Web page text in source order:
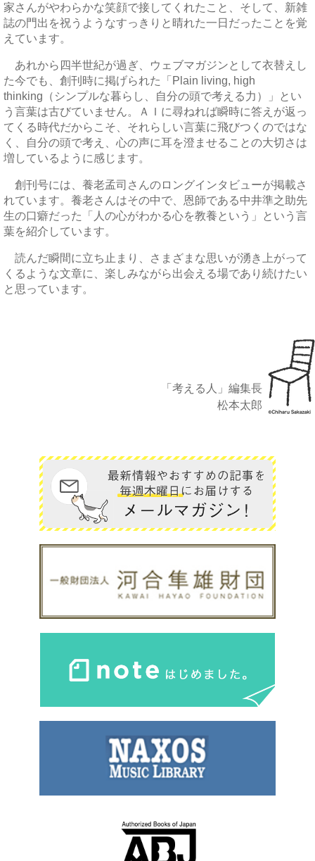
家さんがやわらかな笑顔で接してくれたこと、そして、新雑
誌の門出を祝うようなすっきりと晴れた一日だったことを覚
えています。
あれから四半世紀が過ぎ、ウェブマガジンとして衣替えし
た今でも、創刊時に掲げられた「Plain living, high
thinking（シンプルな暮らし、自分の頭で考える力）」とい
う言葉は古びていません。ＡＩに尋ねれば瞬時に答えが返っ
てくる時代だからこそ、それらしい言葉に飛びつくのではな
く、自分の頭で考え、心の声に耳を澄ませることの大切さは
増しているように感じます。
創刊号には、養老孟司さんのロングインタビューが掲載さ
れています。養老さんはその中で、恩師である中井準之助先
生の口癖だった「人の心がわかる心を教養という」という言
葉を紹介しています。
読んだ瞬間に立ち止まり、さまざまな思いが湧き上がって
くるような文章に、楽しみながら出会える場であり続けたい
と思っています。
「考える人」編集長
松本太郎